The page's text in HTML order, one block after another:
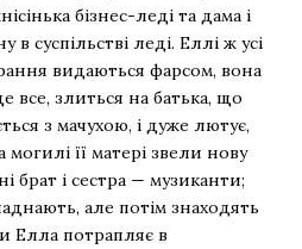
бізнес-леді та дама і
в суспільстві леді. Еллі ж усі
видаються фарсом, вона
все, злиться на батька, що
з мачухою, і дуже лютує,
її матері звели нову
брат і сестра — музиканти;
але потім знаходять
Елла потрапляє в